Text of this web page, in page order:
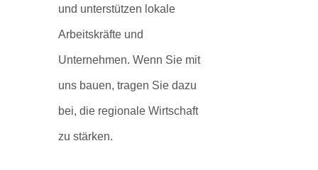
und unterstützen lokale
Arbeitskräfte und
Unternehmen. Wenn Sie mit
uns bauen, tragen Sie dazu
bei, die regionale Wirtschaft
zu stärken.